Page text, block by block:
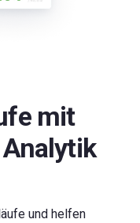
mit
und helfen